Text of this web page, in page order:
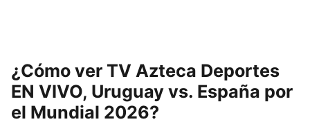
¿Cómo ver TV Azteca Deportes
EN VIVO, Uruguay vs. España por
el Mundial 2026?